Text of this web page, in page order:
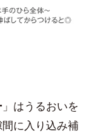
」はうるおいを
に入り込み補